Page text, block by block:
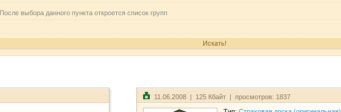
После выбора данного пункта откроется список групп
11.06.2008 | 125 Кбайт | просмотров: 1837